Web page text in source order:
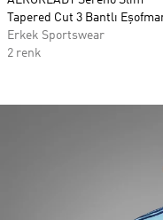
Tapered Cut 3 Bantlı
Erkek Sportswear
2 renk